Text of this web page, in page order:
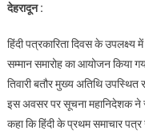
देहरादून :
हिंदी पत्रकारिता दिवस के
सम्मान समारोह का आयोजन किया
तिवारी बतौर मुख्य अतिथि उपस्थित
इस अवसर पर सूचना महानिदेशक ने
कहा कि हिंदी के प्रथम समाचार